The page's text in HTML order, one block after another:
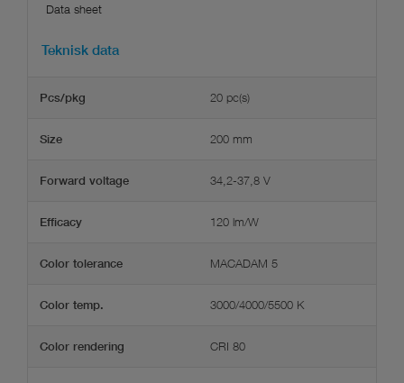
Data sheet
Teknisk data
Pcs/pkg 20 pc(s)
Size 200 mm
Forward voltage 34,2-37,8 V
Efficacy 120 lm/W
Color tolerance MACADAM 5
Color temp. 3000/4000/5500 K
Color rendering CRI 80